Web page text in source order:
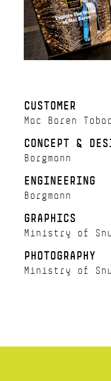
CUSTOMER
Mac Baren
CONCEPT &
Borgmann
ENGINEERING
Borgmann
GRAPHICS
Ministry of
PHOTOGRAPHY
Ministry of